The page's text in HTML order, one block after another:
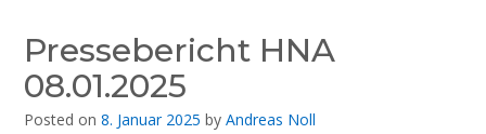
Pressebericht HNA
08.01.2025
Posted on 8. Januar 2025 by Andreas Noll